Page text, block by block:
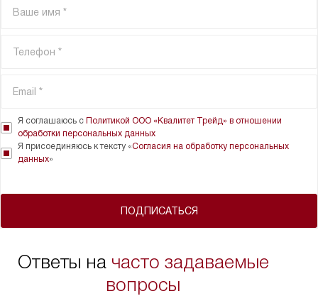
ПОДПИСАТЬСЯ
Я соглашаюсь с Политикой ООО «Квалитет Трейд» в отношении
обработки персональных данных
Я присоединяюсь к тексту «Согласия на обработку персональных
данных»
Ответы на часто задаваемые
вопросы